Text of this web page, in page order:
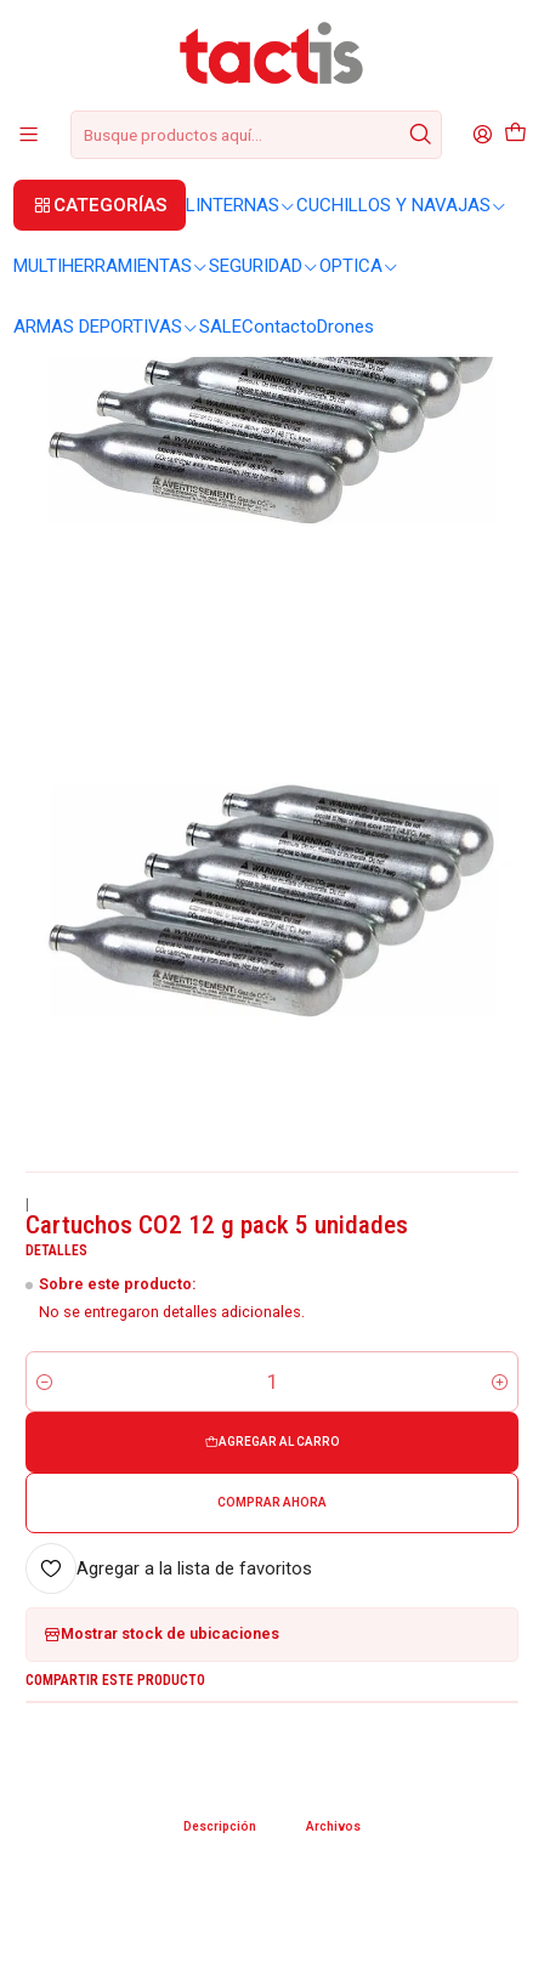
CATEGORÍAS LINTERNAS CUCHILLOS Y NAVAJAS
MULTIHERRAMIENTAS SEGURIDAD OPTICA
ARMAS DEPORTIVAS SALEContactoDrones
+56 2 3224 9572 +569 62369815
ARMAS DEPORTIVAS
ARMAS CO2
Cartuchos CO2 12 g pack 5 unidades
|
Cartuchos CO2 12 g pack 5 unidades
DETALLES
Sobre este producto:
No se entregaron detalles adicionales.
Cantidad
AGREGAR AL CARRO
COMPRAR AHORA
Agregar a la lista de favoritos
Mostrar stock de ubicaciones
COMPARTIR ESTE PRODUCTO
Descripción Archivos